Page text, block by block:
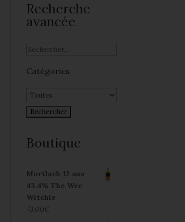
Recherche
avancée
Catégories
Boutique
Mortlach 12 ans
43.4% The Wee
Witchie
73,00€